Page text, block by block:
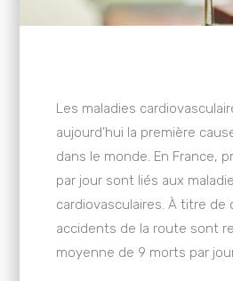
Les maladies
aujourd’hui la première
dans le monde. En France,
par jour sont liés aux
cardiovasculaires. À titre de
accidents de la route sont
moyenne de 9 morts par